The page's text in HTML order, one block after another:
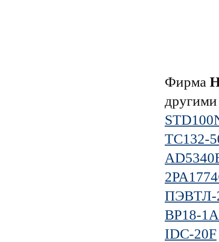
Фирма
ТС132-
ПЭВТЛ-
BP18-
IDC-20F